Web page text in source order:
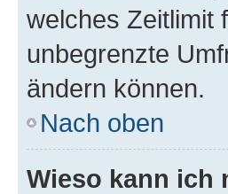
welches Zeitlimit
unbegrenzte
ändern können.
Nach oben
Wieso kann ich